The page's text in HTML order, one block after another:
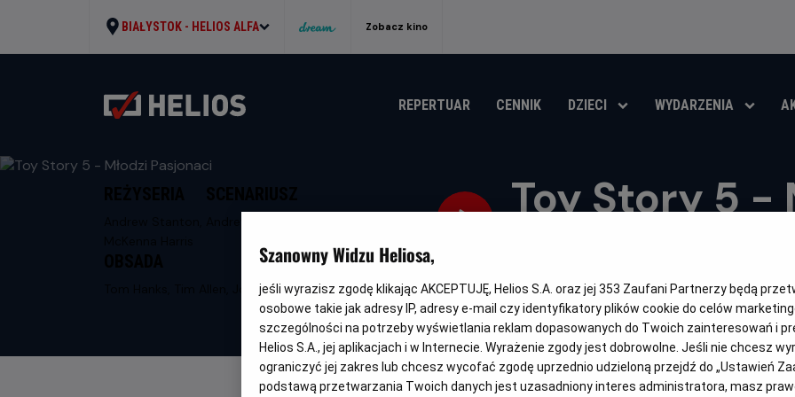
BIAŁYSTOK - HELIOS ALFA Zobacz kino
REPERTUAR CENNIK DZIECI WYDARZENIA
Toy Story 5 -
tytuł
OBSERWUJ
Tom Hanks, Tim Allen, Joan Cusack
Szanowny Widzu Heliosa,
jeśli wyrazisz zgodę klikając AKCEPTUJĘ, Helios S.A. oraz jej 353 Zaufani Partnerzy będą
osobowe takie jak adresy IP, adresy e-mail czy identyfikatory plików cookie do celów
szczególności na potrzeby wyświetlania reklam dopasowanych do Twoich zainteresowań i
Helios S.A., jej aplikacjach i w Internecie. Wyrażenie zgody jest dobrowolne. Jeśli nie chcesz
ograniczyć jej zakres lub chcesz wycofać zgodę uprzednio udzieloną przejdź do „Ustawień
podstawą przetwarzania Twoich danych jest uzasadniony interes administratora, masz